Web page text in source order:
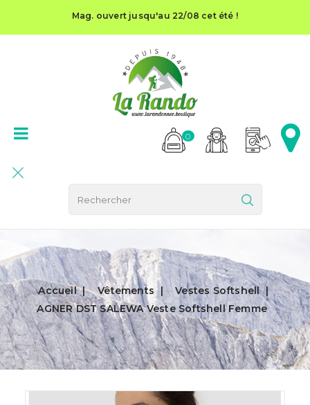
Mag. ouvert jusqu'au 22/08 cet été !
0
Accueil Vêtements
Vestes Softshell
AGNER DST SALEWA Veste Softshell Femme